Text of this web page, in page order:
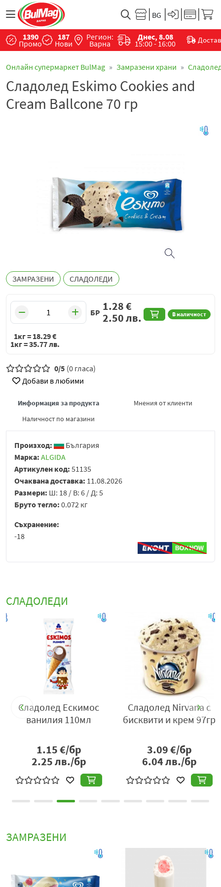
1390
Промо
187
Нови
Регион:
Варна
Днес, 8.08
15:00 - 16:00
Онлайн супермаркет BulMag Замразени храни
Сладолед Eskimo Cookies and
Cream Ballcone 70 гр
ЗАМРАЗЕНИ СЛАДОЛЕДИ
БР В наличност
1.28€
2.50лв.
1кг = 18.29€
1кг =35.77лв.
0/5 (0 гласа)
Добави в любими
Информация за продукта
Мнения от клиенти
Наличност по магазини
Произход:
България
Марка: ALGIDA
Артикулен код: 51135
Очаквана доставка: 11.08.2026
Размери: Ш: 18 / В: 6 / Д: 5
Бруто тегло: 0.072 кг
Съхранение:
-18
СЛАДОЛЕДИ
Сладолед Ескимос
ванилия 110мл
1.15€/бр
2.25лв./бр
Сладолед Nirvana с
бисквити и крем 97гр
3.09€/бр
6.04лв./бр
ЗАМРАЗЕНИ